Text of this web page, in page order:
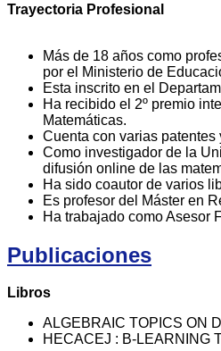
Trayectoria Profesional
Más de 18 años como
por el Ministerio de
Esta inscrito en el
Ha recibido el 2º premio
Matemáticas.
Cuenta con varias
Como investigador de la
difusión online de las
Ha sido coautor de varios
Es profesor del Máster en
Ha trabajado como Asesor
Publicaciones
Libros
ALGEBRAIC TOPICS ON
HECACEJ : B-LEARNING